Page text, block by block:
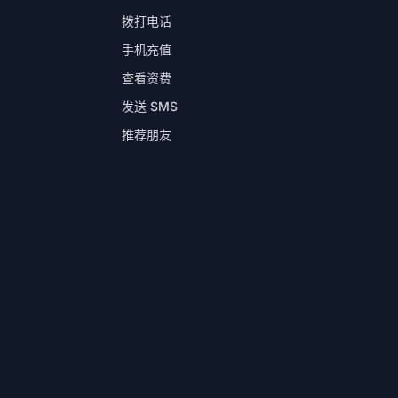
拨打电话
手机充值
查看资费
发送 SMS
推荐朋友